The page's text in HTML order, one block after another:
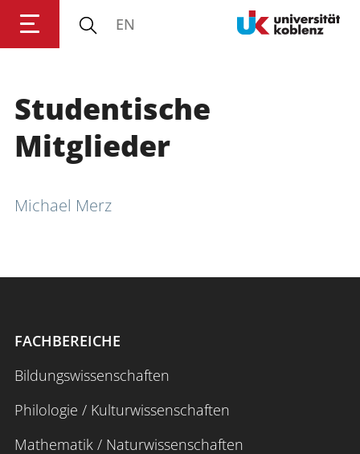
Anmelden Impressum Datenschutz
EN
Studentische
Mitglieder
Michael Merz
FACHBEREICHE
Bildungswissenschaften
Philologie / Kulturwissenschaften
Mathematik / Naturwissenschaften